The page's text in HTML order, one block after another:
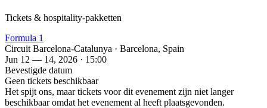
Tickets & hospitality-pakketten
Formula 1
Circuit Barcelona-Catalunya · Barcelona, Spain
Jun 12 — 14, 2026 · 15:00
Bevestigde datum
Geen tickets beschikbaar
Het spijt ons, maar tickets voor dit evenement zijn niet langer
beschikbaar omdat het evenement al heeft plaatsgevonden.